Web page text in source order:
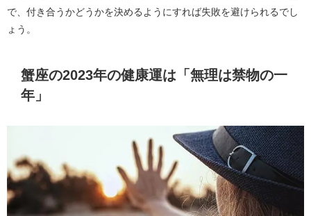
で、付き合うかどうかを決めるようにすれば失敗を避けられるでし
ょう。
蟹座の2023年の健康運は「無理は禁物の一
年」